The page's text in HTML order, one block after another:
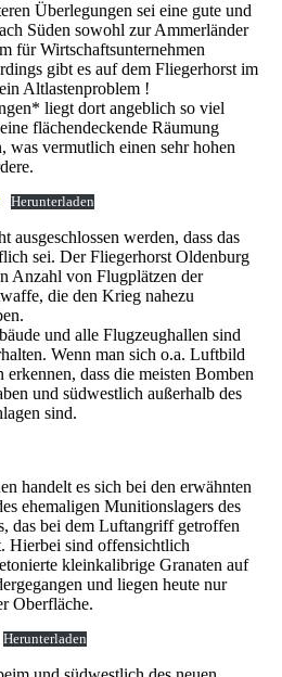
Überlegungen sei eine gute und
Süden sowohl zur Ammerländer
für Wirtschaftsunternehmen
gibt es auf dem Fliegerhorst im
Altlastenproblem !
liegt dort angeblich so viel
flächendeckende Räumung
was vermutlich einen sehr hohen
Herunterladen
ausgeschlossen werden, dass das
sei. Der Fliegerhorst Oldenburg
Anzahl von Flugplätzen der
die den Krieg nahezu
und alle Flugzeughallen sind
Wenn man sich o.a. Luftbild
erkennen, dass die meisten Bomben
und südwestlich außerhalb des
sind.
handelt es sich bei den erwähnten
ehemaligen Munitionslagers des
das bei dem Luftangriff getroffen
Hierbei sind offensichtlich
kleinkalibrige Granaten auf
und liegen heute nur
Oberfläche.
Herunterladen